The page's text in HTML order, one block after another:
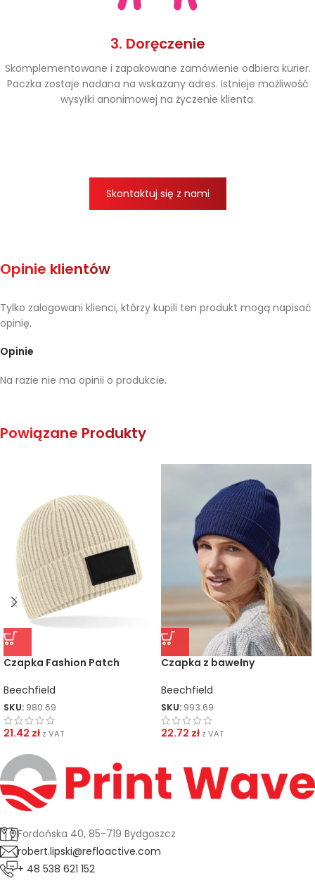
3. Doręczenie
Skomplementowane i zapakowane zamówienie odbiera kurier.
Paczka zostaje nadana na wskazany adres. Istnieje możliwość
wysyłki anonimowej na życzenie klienta.
Skontaktuj się z nami
Opinie klientów
Opinie
Na razie nie ma opinii o produkcie.
Tylko zalogowani klienci, którzy kupili ten produkt mogą napisać
opinię.
Powiązane Produkty
Czapka Fashion Patch
Beechfield
SKU: 980.69
21.42 zł z VAT
Czapka z bawełny
Beechfield
SKU: 993.69
22.72 zł z VAT
Fordońska 40, 85-719 Bydgoszcz
robert.lipski@refloactive.com
+ 48 538 621 152